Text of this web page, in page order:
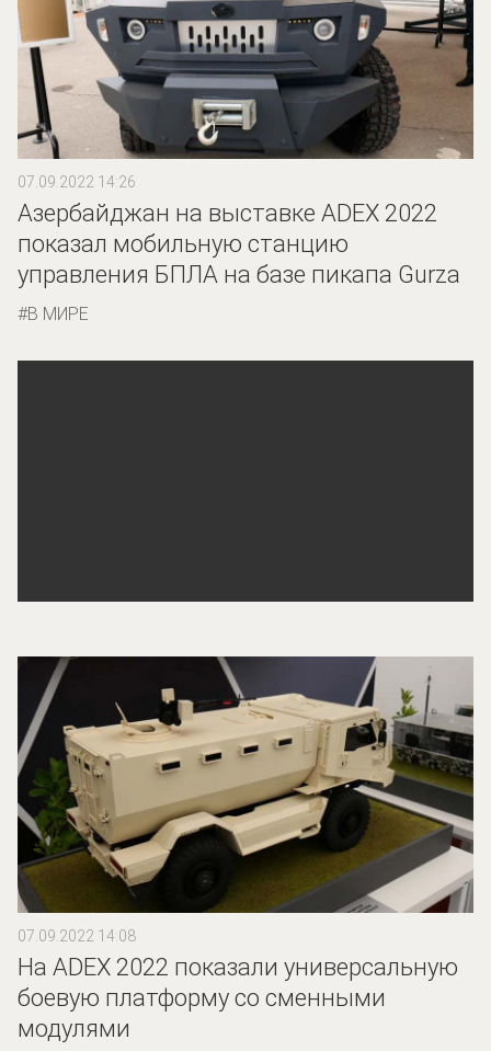
07.09.2022 14:26
Азербайджан на выставке ADEX 2022
показал мобильную станцию
управления БПЛА на базе пикапа Gurza
В МИРЕ
07.09.2022 14:08
На ADEX 2022 показали универсальную
боевую платформу со сменными
модулями